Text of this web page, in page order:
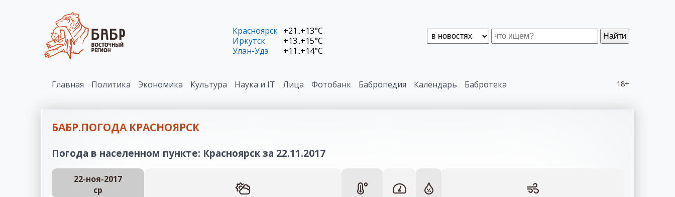
Найти
Красноярск +21..+13°C
Иркутск
+13..+15°C
Улан-Удэ
+11..+14°C
18+
Главная Политика Экономика Культура Наука и IT Лица Фотобанк Бабропедия Календарь Бабротека
БАБР.ПОГОДА КРАСНОЯРСК
Погода в населенном пункте: Красноярск за 22.11.2017
22-ноя-2017
ср